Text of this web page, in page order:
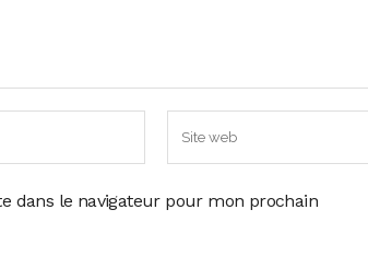
dans le navigateur pour mon prochain